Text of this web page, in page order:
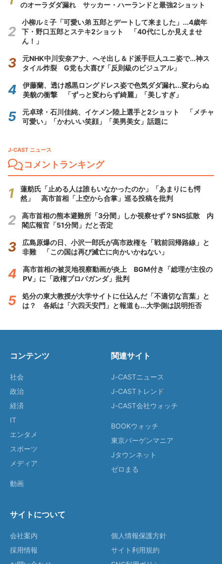
のオーラダダ漏れ サッカー・ハーランドと最強2ショット
小柳ルミ子「可愛い弟 五郎とデートして来ました」...4歳年
下・野口五郎とステキ2ショット 「40代にしか見えませ
ん！」
元NHK中川安奈アナ、へそ出し＆ド派手巨人ユニ姿で...神ス
タイル炸裂 G党も大喜び「反則級のビジュアル」
伊藤蘭、透け感黒ロングドレス姿で色気ダダ漏れ...変わらぬ
美貌の衝撃 「ずっと変わらず綺麗」「美しすぎ」
元卓球・石川佳純、イケメン陸上選手と2ショット 「メチャ
可愛い」「かわいい笑顔」「美男美女」話題に
J-CAST ニュース
コメントランキング
蓮舫氏「止める人は誰もいなかったのか」「あまりにも愕
然」 高市首相「上空から合掌」巡る投稿を批判
高市首相の熊本避難所「3分間」しか視察せず？SNS拡散 内
閣広報官「51分間」だと否定
広島原爆の日、小沢一郎氏が高市政権を「戦前回帰路線」と
非難 「この国は再び滅亡に向かいかねない」
高市首相の被災地視察動画が炎上 BGM付き「総理が主役の
PV」に「政権プロパガンダ」批判
処分の東大教授が大学サイトに仕込んだ「不適切な言葉」と
は？ 各紙は「六四天安門」と報道も...大学側は説明拒否
コンテンツ
社会
政治
経済
IT
エンタメ
スポーツ
メディア
動画
関連サイト
J-CASTニュース
J-CASTトレンド
J-CAST会社ウォッチ
BOOKウォッチ
東京バーゲンマニア
Jタウンネット
ゼロまる
サイトについて
会社案内
採用情報
個人情報保護方針
サイト利用規約